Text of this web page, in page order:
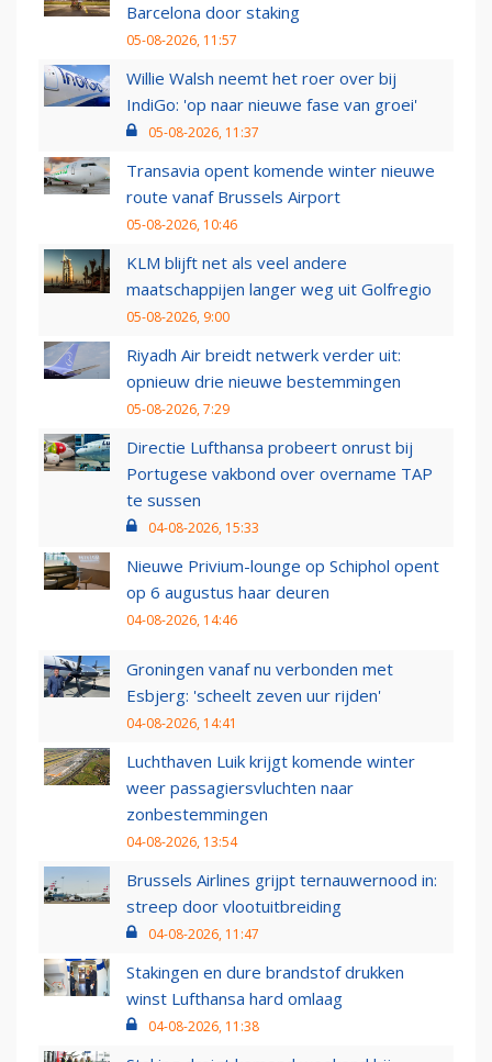
Barcelona door staking
05-08-2026, 11:57
Willie Walsh neemt het roer over bij
IndiGo: 'op naar nieuwe fase van groei'
05-08-2026, 11:37
Transavia opent komende winter nieuwe
route vanaf Brussels Airport
05-08-2026, 10:46
KLM blijft net als veel andere
maatschappijen langer weg uit Golfregio
05-08-2026, 9:00
Riyadh Air breidt netwerk verder uit:
opnieuw drie nieuwe bestemmingen
05-08-2026, 7:29
Directie Lufthansa probeert onrust bij
Portugese vakbond over overname TAP
te sussen
04-08-2026, 15:33
Nieuwe Privium-lounge op Schiphol opent
op 6 augustus haar deuren
04-08-2026, 14:46
Groningen vanaf nu verbonden met
Esbjerg: 'scheelt zeven uur rijden'
04-08-2026, 14:41
Luchthaven Luik krijgt komende winter
weer passagiersvluchten naar
zonbestemmingen
04-08-2026, 13:54
Brussels Airlines grijpt ternauwernood in:
streep door vlootuitbreiding
04-08-2026, 11:47
Stakingen en dure brandstof drukken
winst Lufthansa hard omlaag
04-08-2026, 11:38